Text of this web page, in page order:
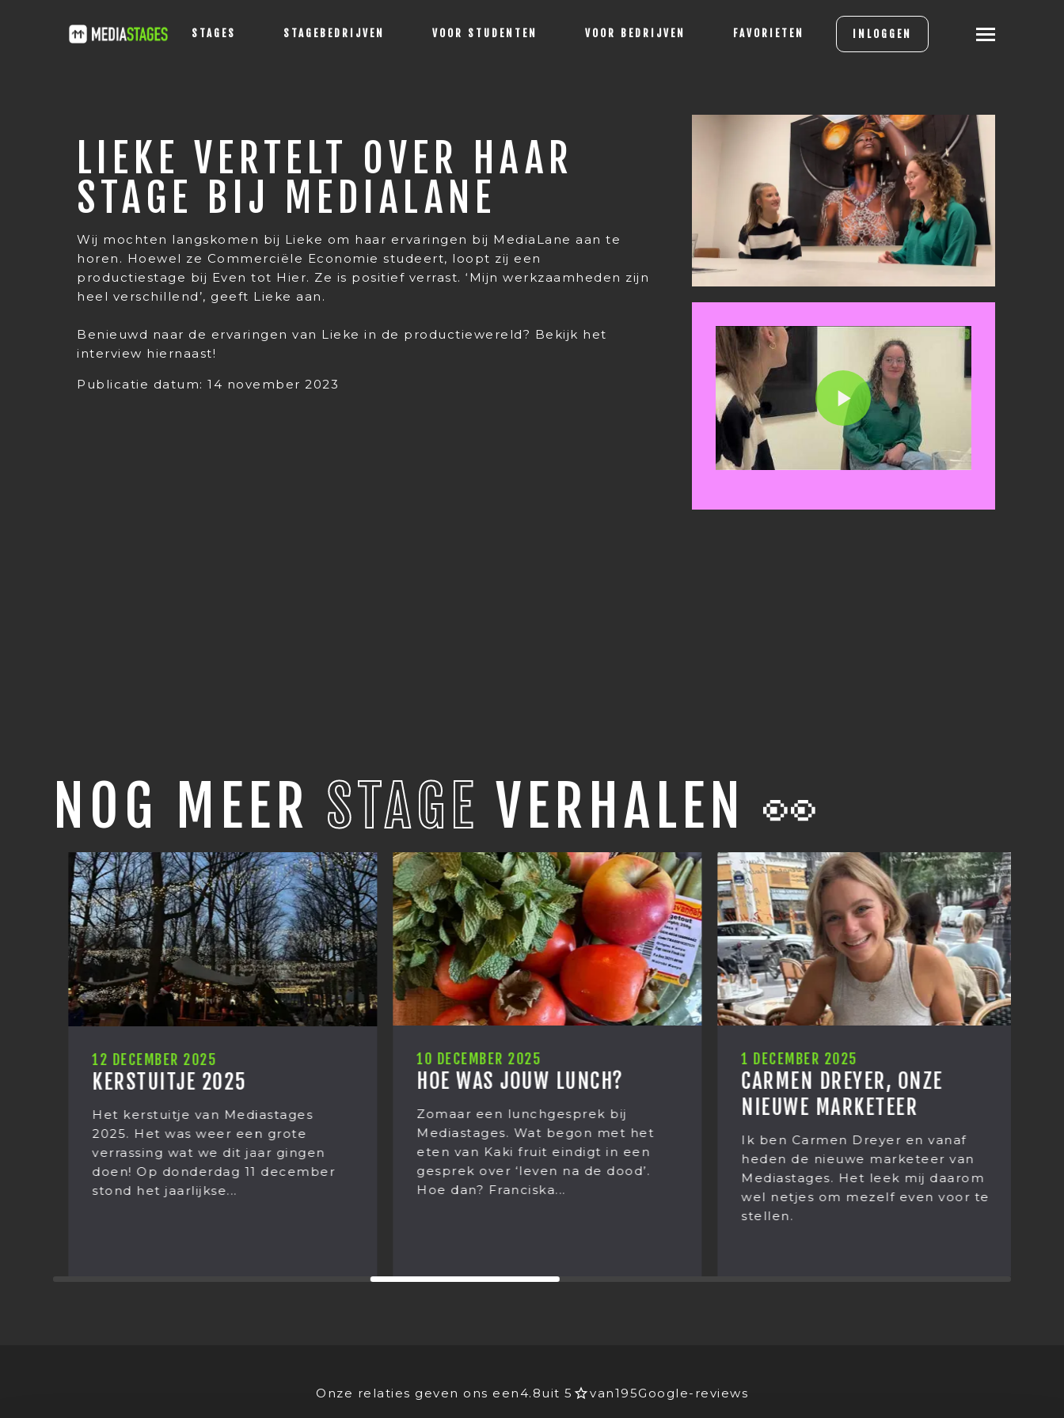
STAGES STAGEBEDRIJVEN VOOR STUDENTEN VOOR BEDRIJVEN FAVORIETEN INLOGGEN
LIEKE VERTELT OVER HAAR
STAGE BIJ MEDIALANE
Wij mochten langskomen bij Lieke om haar ervaringen bij MediaLane aan te
horen. Hoewel ze Commerciële Economie studeert, loopt zij een
productiestage bij Even tot Hier. Ze is positief verrast. ‘Mijn werkzaamheden zijn
heel verschillend’, geeft Lieke aan.
Benieuwd naar de ervaringen van Lieke in de productiewereld? Bekijk het
interview hiernaast!
Publicatie datum: 14 november 2023
NOG MEER STAGE VERHALEN 👀
12 DECEMBER 2025
KERSTUITJE 2025
Het kerstuitje van Mediastages
2025. Het was weer een grote
verrassing wat we dit jaar gingen
doen! Op donderdag 11 december
stond het jaarlijkse...
10 DECEMBER 2025
HOE WAS JOUW LUNCH?
Zomaar een lunchgesprek bij
Mediastages. Wat begon met het
eten van Kaki fruit eindigt in een
gesprek over ‘leven na de dood’.
Hoe dan? Franciska...
1 DECEMBER 2025
CARMEN DREYER, ONZE
NIEUWE MARKETEER
Ik ben Carmen Dreyer en vanaf
heden de nieuwe marketeer van
Mediastages. Het leek mij daarom
wel netjes om mezelf even voor te
stellen.
Onze relaties geven ons een 4.8uit 5 van195Google-reviews